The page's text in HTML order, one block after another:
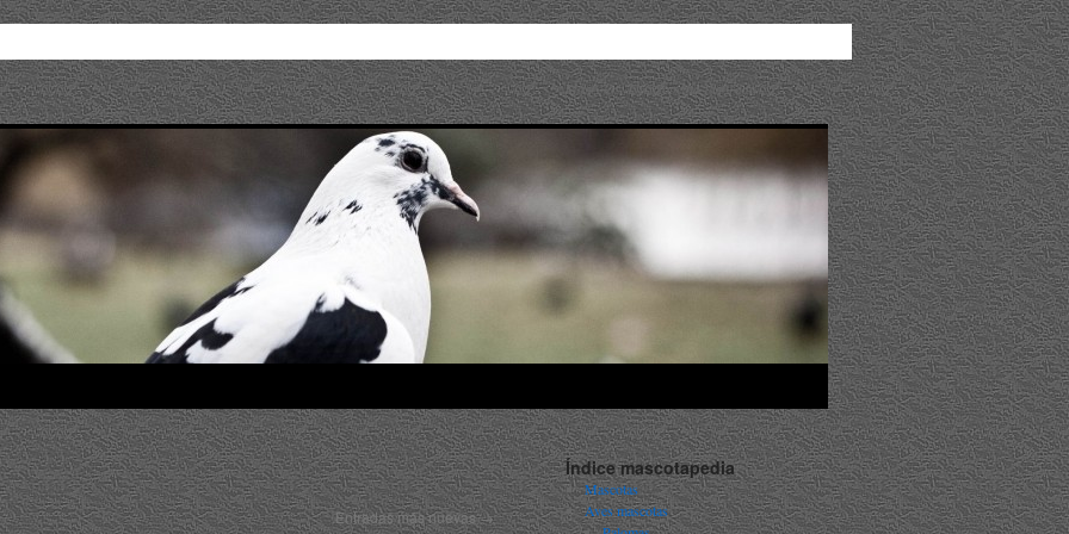
Mascotas. Enciclopedia Ilustrada
Entradas más nuevas→
Índice mascotapedia
Mascotas
Aves mascotas